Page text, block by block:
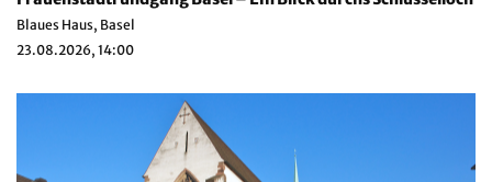
Blaues Haus, Basel
23.08.2026, 14:00